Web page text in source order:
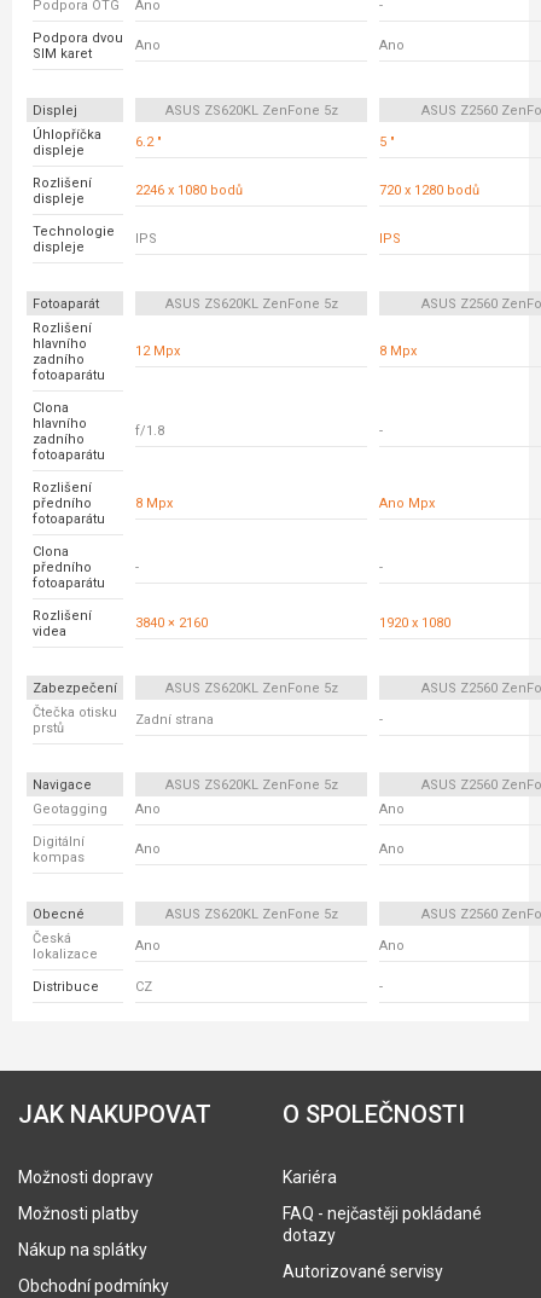
Podpora OTG Ano -
Podpora dvou
SIM karet
Ano Ano
Displej ASUS ZS620KL ZenFone 5z
ASUS Z2560
Úhlopříčka
displeje
6.2 " 5 "
Rozlišení
displeje
2246 x 1080 bodů 720 x 1280 bodů
Technologie
displeje
IPS IPS
Fotoaparát ASUS ZS620KL ZenFone 5z
ASUS Z2560
Rozlišení
hlavního
zadního
fotoaparátu
12 Mpx 8 Mpx
Clona
hlavního
zadního
fotoaparátu
f/1.8 -
Rozlišení
předního
fotoaparátu
8 Mpx Ano Mpx
Clona
předního
fotoaparátu
- -
Rozlišení
videa
3840 × 2160 1920 x 1080
Zabezpečení ASUS ZS620KL ZenFone 5z
ASUS Z2560
Čtečka otisku
prstů
Zadní strana -
Navigace ASUS ZS620KL ZenFone 5z
ASUS Z2560
Geotagging
Ano Ano
Digitální
kompas
Ano Ano
Obecné ASUS ZS620KL ZenFone 5z
ASUS Z2560
Česká
lokalizace
Ano Ano
Distribuce CZ -
JAK NAKUPOVAT
Možnosti dopravy
Možnosti platby
Nákup na splátky
Obchodní podmínky
O SPOLEČNOSTI
Kariéra
FAQ - nejčastěji pokládané
dotazy
Autorizované servisy